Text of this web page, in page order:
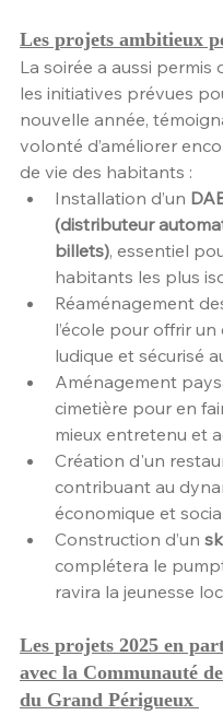
Les projets ambitieux
La soirée a aussi permis
les initiatives prévues
nouvelle année,
volonté d’améliorer
de vie des habitants :
Installation d’un
(distributeur
billets), essentiel
habitants les plus
Réaménagement
l’école pour offrir un
ludique et sécurisé
Aménagement
cimetière pour en
mieux entretenu et
Création d'un
contribuant au
économique et
Construction d’un
complétera le
ravira la jeunesse
Les projets 2025 en
avec la Communauté
du Grand Périgueux